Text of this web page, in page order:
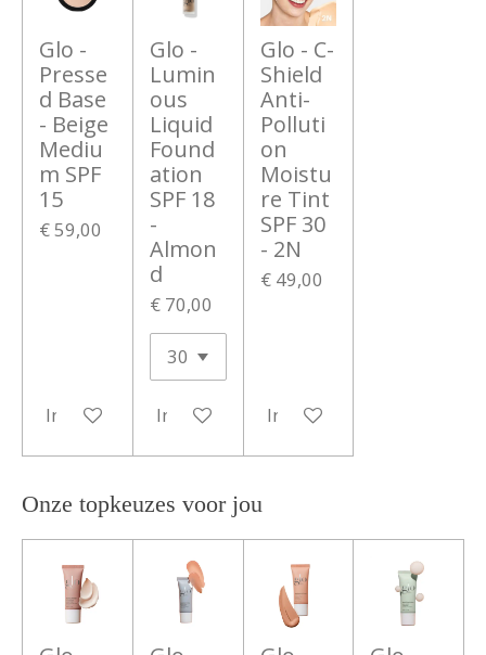
Glo -
Presse
d Base
- Beige
Mediu
m SPF
15
€ 59,00
In winkelwagen
Glo -
Lumin
ous
Liquid
Found
ation
SPF 18
-
Almon
d
€ 70,00
In winkelwagen
Glo - C-
Shield
Anti-
Polluti
on
Moistu
re Tint
SPF 30
- 2N
€ 49,00
In winkelwagen
Onze topkeuzes voor jou